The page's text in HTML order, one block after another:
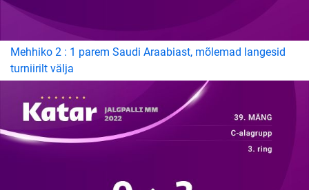
Mehhiko 2 : 1 parem Saudi Araabiast, mõlemad langesid
turniirilt välja